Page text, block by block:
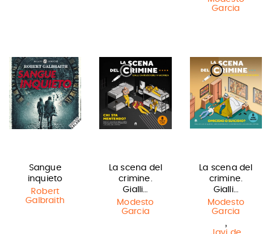
Garcia
Sangue
inquieto
Robert
Galbraith
La scena del
crimine.
Gialli…
Modesto
Garcia
La scena del
crimine.
Gialli…
Modesto
Garcia
,